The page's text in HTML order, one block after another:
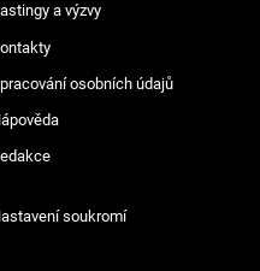
a výzvy
osobních údajů
soukromí